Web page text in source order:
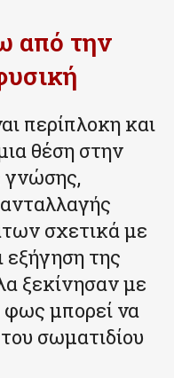
από την
περίπλοκη και
θέση στην
γνώσης,
σχετικά με
εξήγηση της
ξεκίνησαν με
φως μπορεί να
σωματιδίου